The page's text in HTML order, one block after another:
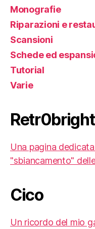
Monografie
Riparazioni e
Scansioni
Schede ed
Tutorial
Varie
Retr0bright
Una pagina
"sbiancamento"
Cico
Un ricordo del mio